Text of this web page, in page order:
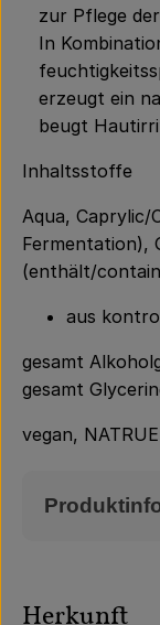
zur Pflege der
In
erzeugt ein
beugt
Inhaltsstoffe
Aqua, Caprylic/
Fermentation),
(enthält/
aus
gesamt
gesamt
vegan,
Herkunft